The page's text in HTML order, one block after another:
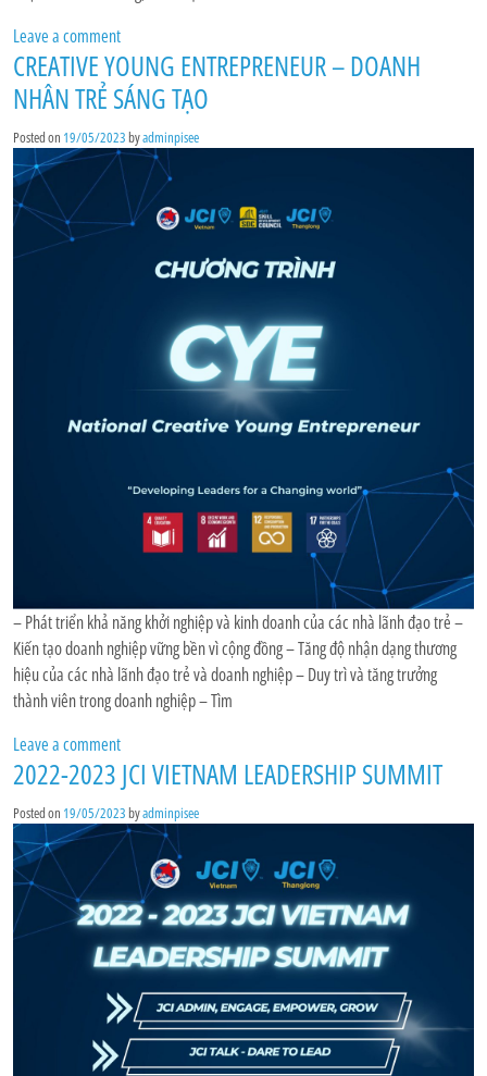
Leave a comment
CREATIVE YOUNG ENTREPRENEUR – DOANH
NHÂN TRẺ SÁNG TẠO
Posted on 19/05/2023byadminpisee
– Phát triển khả năng khởi nghiệp và kinh doanh của các nhà lãnh đạo trẻ –
Kiến tạo doanh nghiệp vững bền vì cộng đồng – Tăng độ nhận dạng thương
hiệu của các nhà lãnh đạo trẻ và doanh nghiệp – Duy trì và tăng trưởng
thành viên trong doanh nghiệp – Tìm
Leave a comment
2022-2023 JCI VIETNAM LEADERSHIP SUMMIT
Posted on 19/05/2023byadminpisee